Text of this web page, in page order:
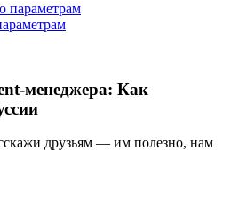
параметрам
менеджера: Как
друзьям — им полезно, нам